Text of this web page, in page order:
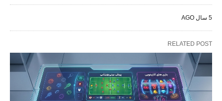
5 سال AGO
RELATED POST